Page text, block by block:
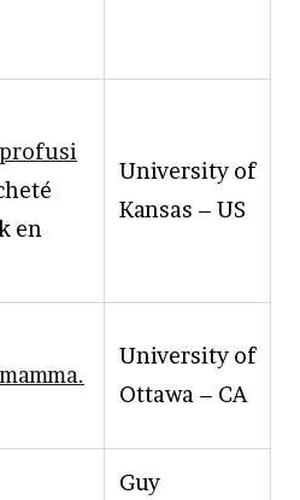
en
University of
Kansas – US
University of
Ottawa – CA
Guy